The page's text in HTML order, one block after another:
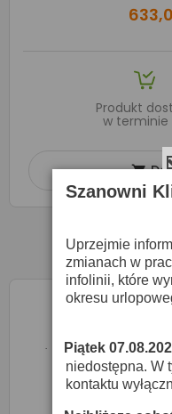
Produkt
w terminie

Szanowni
Uprzejmie
zmianach w
infolinii, które
okresu
· Piątek
niedostępna. W
kontaktu